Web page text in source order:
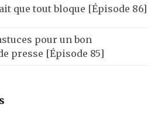
que tout bloque [Épisode 86]
pour un bon
presse [Épisode 85]